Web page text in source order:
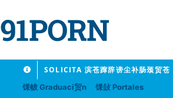
91PORN
SOLICITA 滨苍蹿辞谤尘补肠颈贸苍
馃帗 Graduaci贸n
馃敆 Portales